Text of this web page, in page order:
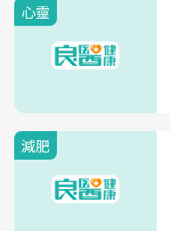
心靈
減肥